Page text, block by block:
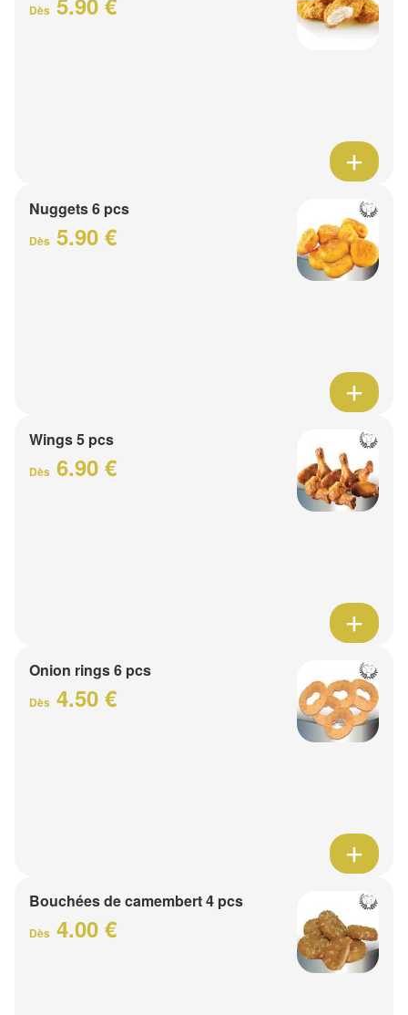
Dès
Nuggets 6 pcs
Dès 5.90 €
Wings 5 pcs
Dès 6.90 €
Onion rings 6 pcs
Dès 4.50 €
Bouchées de camembert 4 pcs
Dès 4.00 €